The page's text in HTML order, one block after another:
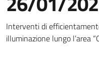
Dettagli
Interventi di
illuminazione lungo l’area